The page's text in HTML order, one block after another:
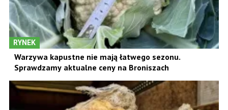
RYNEK
Warzywa kapustne nie mają łatwego sezonu.
Sprawdzamy aktualne ceny na Broniszach